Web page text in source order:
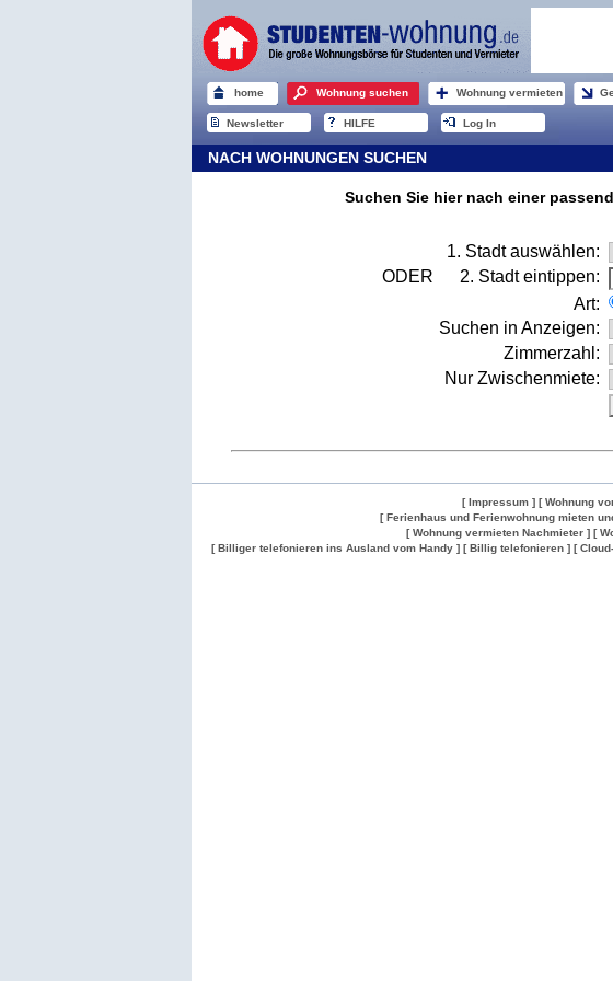
home Wohnung suchen Wohnung vermieten
Newsletter HILFE Log In
NACH WOHNUNGEN SUCHEN
Suchen Sie hier nach einer
1. Stadt auswählen:
ODER 2. Stadt eintippen:
Art:
Suchen in Anzeigen:
Zimmerzahl:
Nur Zwischenmiete:
[ Impressum ] [ Wohnung
[ Ferienhaus und Ferienwohnung mieten
[ Wohnung vermieten Nachmieter ] [
[ Billiger telefonieren ins Ausland vom Handy ] [ Billig telefonieren ] [